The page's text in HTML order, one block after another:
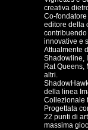
creativa
Co-
editore della
innovative e
Attualmente
Shadowline,
Rat Queens,
altri.
della linea
Collezionale
Progettata
22 punti di
massima